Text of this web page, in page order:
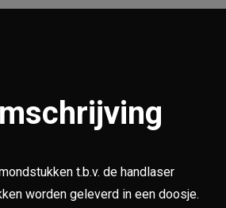
t.b.v. de handlaser
worden geleverd in een doosje.